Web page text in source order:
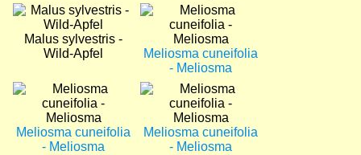
Bild
Malus sylvestris -
Wild-Apfel
Bild
Meliosma cuneifolia
- Meliosma
Bild
Meliosma cuneifolia
- Meliosma
Bild
Meliosma cuneifolia
- Meliosma